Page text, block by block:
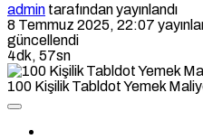
admin tarafından yayınlandı
8 Temmuz 2025, 22:07
güncellendi
4dk, 57sn
100 Kişilik Tabldot Yemek